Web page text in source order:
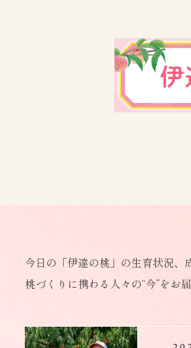
今日の「伊達の桃」の生育状況、
桃づくりに携わる人々の“今”をお